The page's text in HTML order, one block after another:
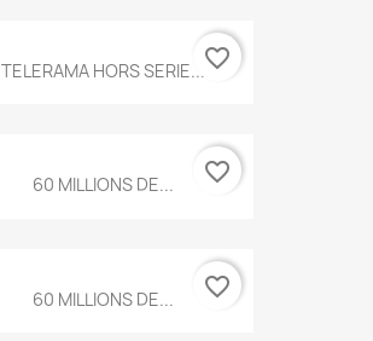
TELERAMA HORS SERIE...favorite_border
60 MILLIONS DE... favorite_border
60 MILLIONS DE... favorite_border